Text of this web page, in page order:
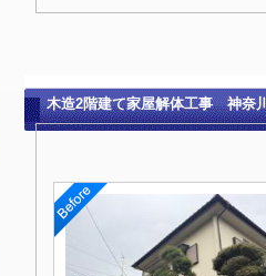
木造2階建て家屋解体工事 神奈